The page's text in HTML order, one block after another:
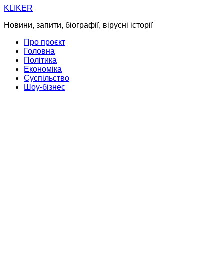
Skip
content
KLIKER
Новини, запити, біографії, вірусні історії
Про проєкт
Головна
Політика
Економіка
Суспільство
Шоу-бізнес